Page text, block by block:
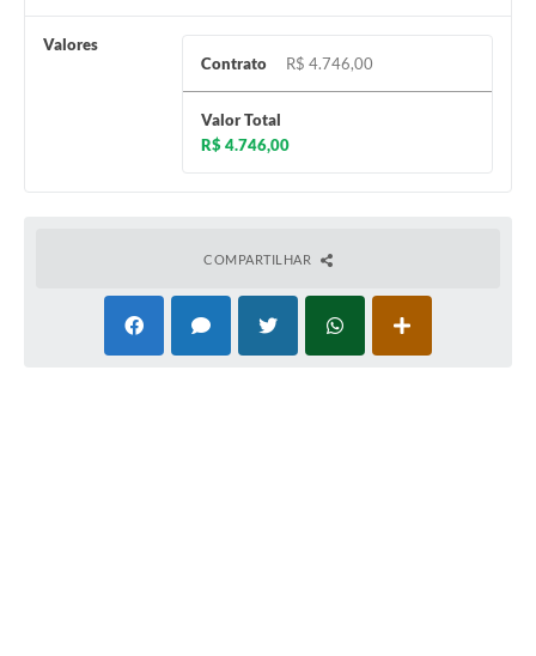
Valores
Contrato
R$ 4.746,00
Valor Total
R$ 4.746,00
COMPARTILHAR